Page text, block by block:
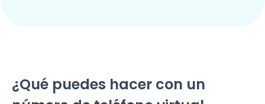
¿Qué puedes hacer con un